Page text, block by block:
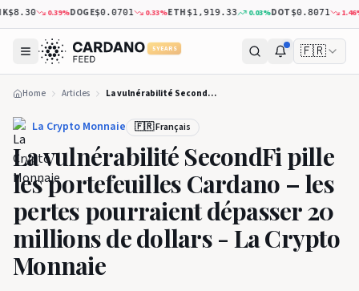
0.39%DOGE$0.0701 0.33%ETH$1,919.33 0.03%DOT$0.8071 1.46 %
5 YEARS 🇫🇷
Home Articles La vulnérabilité SecondFi pille les portefeuilles Cardano – les pertes pourraient dépasser 20 millions de dollars - La Crypto Monnaie
La Crypto Monnaie 🇫🇷 Français
La vulnérabilité SecondFi pille
les portefeuilles Cardano – les
pertes pourraient dépasser 20
millions de dollars - La Crypto
Monnaie